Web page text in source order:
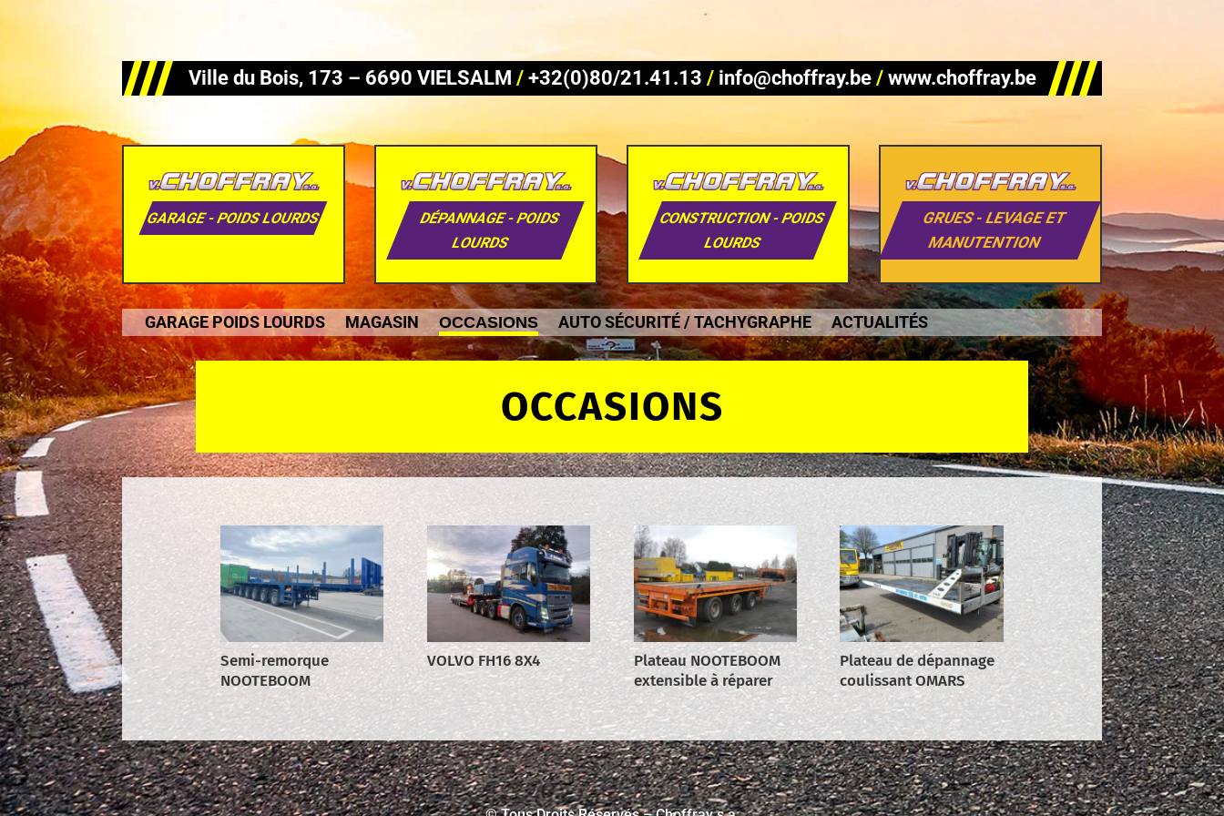
Ville du Bois, 173 – 6690 VIELSALM /+32(0)80/21.41.13 / info@choffray.be / www.choffray.be
GARAGE - POIDS LOURDS
DÉPANNAGE - POIDS
LOURDS
CONSTRUCTION - POIDS
LOURDS
GRUES - LEVAGE ET
MANUTENTION
GARAGE POIDS LOURDS MAGASIN OCCASIONS AUTO SÉCURITÉ / TACHYGRAPHE ACTUALITÉS
OCCASIONS
Semi-remorque
NOOTEBOOM
VOLVO FH16 8X4
Plateau NOOTEBOOM
extensible à réparer
Plateau de dépannage
coulissant OMARS